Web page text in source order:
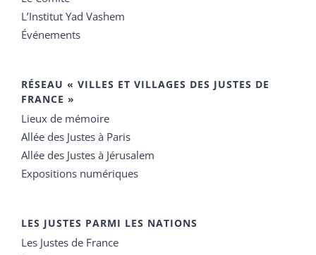
L’Institut Yad Vashem
Événements
RÉSEAU « VILLES ET VILLAGES DES JUSTES DE
FRANCE »
Lieux de mémoire
Allée des Justes à Paris
Allée des Justes à Jérusalem
Expositions numériques
LES JUSTES PARMI LES NATIONS
Les Justes de France